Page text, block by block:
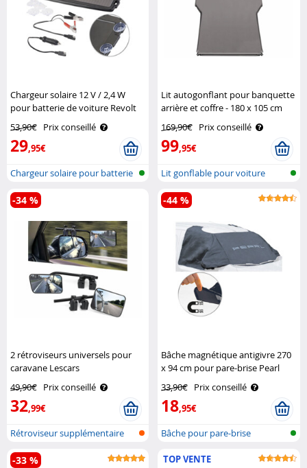
Chargeur solaire 12 V / 2,4 W
pour batterie de voiture Revolt
53,90€ Prix conseillé
29,95€
Chargeur solaire pour batterie
Lit autogonflant pour banquette
arrière et coffre - 180 x 105 cm
169,90€ Prix conseillé
99,95€
Lit gonflable pour voiture
2 rétroviseurs universels pour
caravane Lescars
49,90€ Prix conseillé
32,99€
-34 %
Rétroviseur supplémentaire
pour car..
Bâche magnétique antigivre 270
x 94 cm pour pare-brise Pearl
33,90€ Prix conseillé
18,95€
-44 %
Bâche pour pare-brise
-33 % TOP VENTE